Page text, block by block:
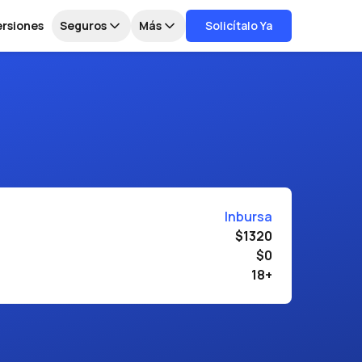
Seguros Más Solicítalo Ya
Inbursa
$1320
$0
18+